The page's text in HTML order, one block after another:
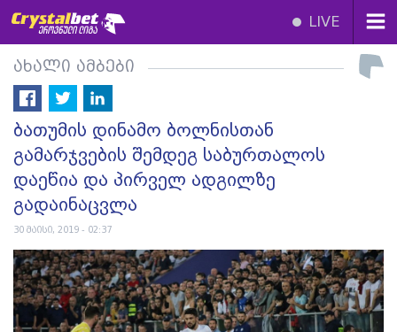
LIVE
ახალი ამბები
ბათუმის დინამო ბოლნისთან
გამარჯვების შემდეგ საბურთალოს
დაეწია და პირველ ადგილზე
გადაინაცვლა
30 მაისი, 2019 - 02:37